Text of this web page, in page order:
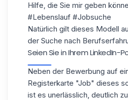
Hilfe, die Sie mir geben
#Lebenslauf #Jobsuche
Natürlich gilt dieses Modell
der Suche nach
Seien Sie in Ihrem LinkedIn-
Neben der Bewerbung auf
Registerkarte "Job" dieses
ist es unerlässlich, deutlich